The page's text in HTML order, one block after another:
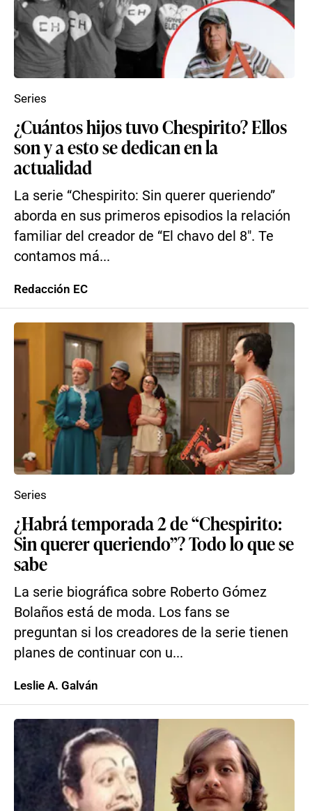
¿Cuántos hijos tuvo Chespirito? Ellos
son y a esto se dedican en la
actualidad
La serie “Chespirito: Sin querer queriendo”
aborda en sus primeros episodios la relación
familiar del creador de “El chavo del 8″. Te
contamos má...
Series
Redacción EC
¿Habrá temporada 2 de “Chespirito:
Sin querer queriendo”? Todo lo que se
sabe
La serie biográfica sobre Roberto Gómez
Bolaños está de moda. Los fans se
preguntan si los creadores de la serie tienen
planes de continuar con u...
Series
Leslie A. Galván